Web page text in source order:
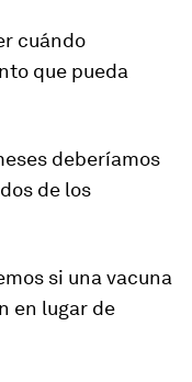
cuándo
que pueda
deberíamos
de los
si una vacuna
en lugar de